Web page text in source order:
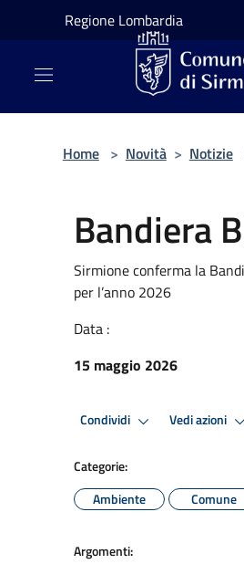
Salta al contenuto principale
Regione Lombardia
Home > Novità > Notizie
Bandiera
Sirmione conferma la
per l’anno 2026
Data :
15 maggio 2026
Condividi Vedi azioni
Categorie:
Ambiente
Comune
Argomenti: